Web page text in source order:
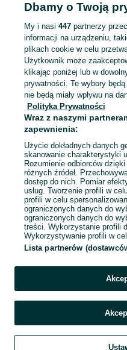
KATEGORIA
ubranko do chrztu dla chłopca,
Mapa kategorii
Mapa miejscowości
Mapa ministron
Popularne wyszukiwania
Dbamy o Twoją
My i nasi 447partnerzy
informacji na urządzeniu,
plikach cookie w celu
Użytkownik może
klikając poniżej lub w
prywatności. Te wybory
nie będą miały wpływu na
Polityka Prywatności
Wraz z naszymi
zapewnienia:
Użycie dokładnych danych
skanowanie charakterystyki
Rozumienie odbiorców
różnych źródeł.
dostęp do nich. Pomiar
usług. Tworzenie profili w
profili w celu
ograniczonych danych do
ograniczonych danych do
treści. Wykorzystanie profili
Wykorzystywanie profili w
Lista partnerów